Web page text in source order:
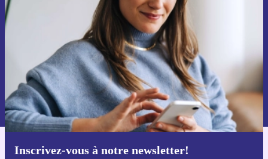
Inscrivez-vous à notre newsletter!
Ne manquez plus aucune offre.
S'inscrire
Retrouvez les informations sur l'utilisation des données personnelles
dans notre
politique de confidentialité.
Téléchargez l'application refurbed